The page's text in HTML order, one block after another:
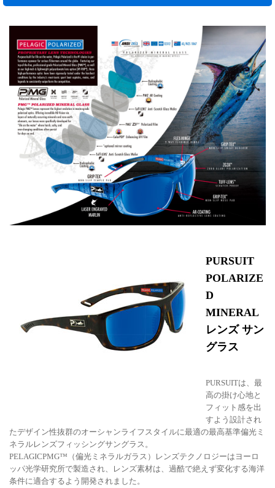
PURSUIT
POLARIZE
D
MINERAL
レンズ サン
グラス
PURSUITは、最
高の掛け心地と
フィット感を出
すよう設計され
たデザイン性抜群のオーシャンライフスタイルに最適の最高基準偏光ミ
ネラルレンズフィッシングサングラス。
PELAGICPMG™（偏光ミネラルガラス）レンズテクノロジーはヨーロ
ッパ光学研究所で製造され、レンズ素材は、過酷で絶えず変化する海洋
条件に適合するよう開発されました。